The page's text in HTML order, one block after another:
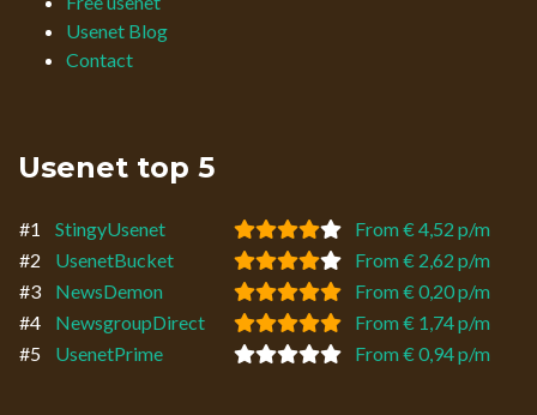
Usenet Blog
Contact
Usenet top 5
#1 StingyUsenet
From € 4,52 p/m
#2
UsenetBucket
From € 2,62 p/m
#3
NewsDemon
From € 0,20 p/m
#4
NewsgroupDirect
From € 1,74 p/m
#5
UsenetPrime From € 0,94 p/m